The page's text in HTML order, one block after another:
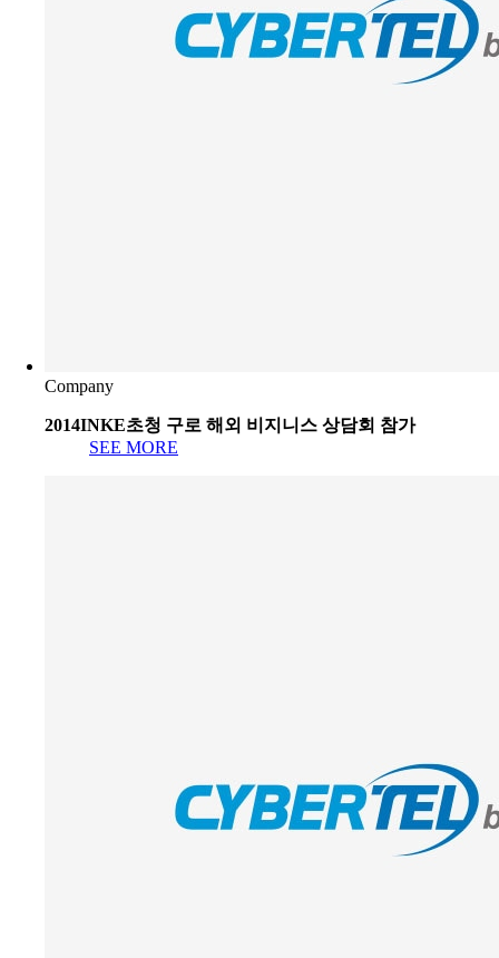
Company
2014INKE초청 구로 해외 비지니스 상담회 참가
SEE MORE